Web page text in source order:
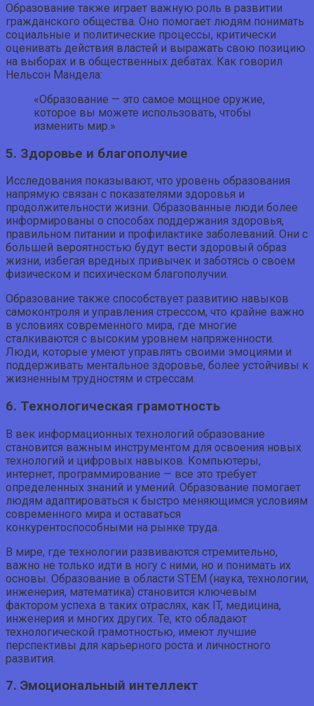
Образование также играет важную роль в развитии
гражданского общества. Оно помогает людям понимать
социальные и политические процессы, критически
оценивать действия властей и выражать свою позицию
на выборах и в общественных дебатах. Как говорил
Нельсон Мандела:
«Образование — это самое мощное оружие,
которое вы можете использовать, чтобы
изменить мир.»
5. Здоровье и благополучие
Исследования показывают, что уровень образования
напрямую связан с показателями здоровья и
продолжительности жизни. Образованные люди более
информированы о способах поддержания здоровья,
правильном питании и профилактике заболеваний. Они с
большей вероятностью будут вести здоровый образ
жизни, избегая вредных привычек и заботясь о своем
физическом и психическом благополучии.
Образование также способствует развитию навыков
самоконтроля и управления стрессом, что крайне важно
в условиях современного мира, где многие
сталкиваются с высоким уровнем напряженности.
Люди, которые умеют управлять своими эмоциями и
поддерживать ментальное здоровье, более устойчивы к
жизненным трудностям и стрессам.
6. Технологическая грамотность
В век информационных технологий образование
становится важным инструментом для освоения новых
технологий и цифровых навыков. Компьютеры,
интернет, программирование — все это требует
определенных знаний и умений. Образование помогает
людям адаптироваться к быстро меняющимся условиям
современного мира и оставаться
конкурентоспособными на рынке труда.
В мире, где технологии развиваются стремительно,
важно не только идти в ногу с ними, но и понимать их
основы. Образование в области STEM (наука, технологии,
инженерия, математика) становится ключевым
фактором успеха в таких отраслях, как IT, медицина,
инженерия и многих других. Те, кто обладают
технологической грамотностью, имеют лучшие
перспективы для карьерного роста и личностного
развития.
7. Эмоциональный интеллект